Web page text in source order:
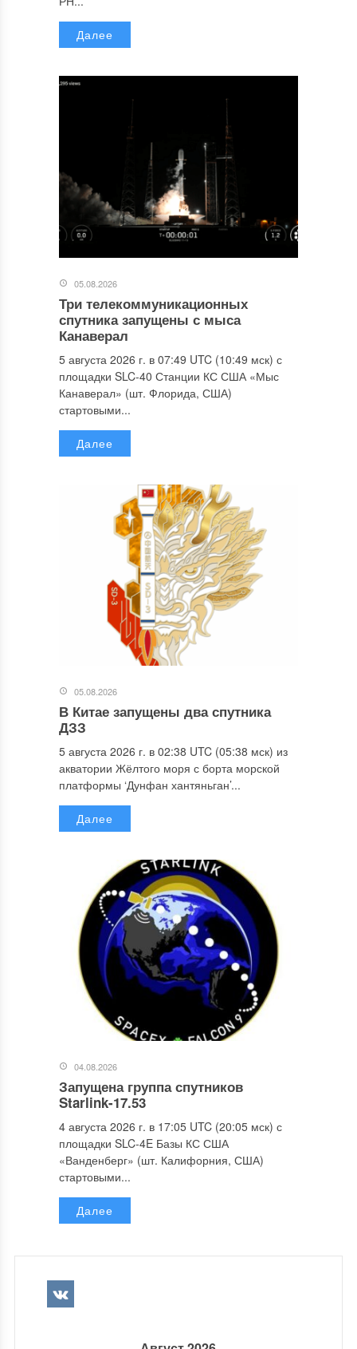
Далее
05.08.2026
Три телекоммуникационных
спутника запущены с мыса
Канаверал
5 августа 2026 г. в 07:49 UTC (10:49 мск) с
площадки SLC-40 Станции КС США «Мыс
Канаверал» (шт. Флорида, США)
стартовыми...
Далее
05.08.2026
В Китае запущены два спутника
ДЗЗ
5 августа 2026 г. в 02:38 UTC (05:38 мск) из
акватории Жёлтого моря с борта морской
платформы ‘Дунфан хантяньган’...
Далее
04.08.2026
Запущена группа спутников
Starlink-17.53
4 августа 2026 г. в 17:05 UTC (20:05 мск) с
площадки SLC-4E Базы КС США
«Ванденберг» (шт. Калифорния, США)
стартовыми...
Далее